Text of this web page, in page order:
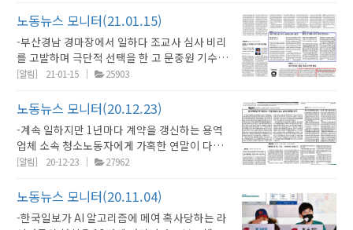
unionhada@gmail.com ) (4) 선거운동 방법 :
홈페이지에 게시될 선거관리규칙 참조 (5) 선거
운동 기간 : 2026년 06월 22일(월) 09시 ~
2026년 6월 28일(토) 24시 4. 투표 (1) 투표 방
별도 공지) (2) 투표 기간 : 2026년 6월 29일(월)
09시 ~ 2026년 7월 3일(금) 18시 5. 선거 주요
일정 (1) 공고 : 2026년 6월 11일(목) (2) 선거인
명부 작성 : 2026년 6월 15일(월) , 개별 공지
(3) 후보 접수 : 2026년 06월 16일(화) 09시 ~
년 06월 22일(월) 10시 (5) 선거운동 : 2026년
06월 22일(월) 10시 ~ 2026년 6월 28일(일)
동자가 쉽게 접할 수 있도록 뉴미디어 콘텐츠를
제작·발행하겠습니다. 어렵게 느껴지는 노동법
정보를 당사자 언어로 풀어내겠습니다. 2. 청년
노동자 접점 확대 2030 청년층은 가짜 3.3과 5
커뮤니티와의 연결을 통해 권리찾기유니온의 존
재를 알리고, 조합원 가입으로 이어지는 루트를
만들겠습니다. 3. 사회운동 연대 네트워크 활성
화 젠더·이주·장애 등 교차적 의제를 다루는 단
체들과 공동 행동 및 집회연대를 이어가겠습니
우겠습니다.4. 당사자 목소리를 전면에 증언과
기록 조합원들의 실제 경험을 인터뷰·카드뉴스
·영상으로 기록하고 공개하겠습니다. 개인의 피
로기준법에 직장내 괴롭힘 금지 조항에 들어갔
지만 5인 미만 사업장은 적용되지 않습니다. 국
가인권위도 지난해 7월 이를 지적하며 “5인 미
만 사업장에도 이 법을 적용하고, 가해자 범위를
확대하고, 처벌규정도 도입하라”고 고용노동부
만 사업장 적용만 중장기적으로 검토하겠다는
입장입니다. 괴롭힘도 차별 하는 노동부는 누굴
위한 부처인가요.(동아일보 29면) -한빛미디어
노동인권센터가 방송노동자들의 노동실태를 조
니다.(경향 12면) 또 한달간 업무 중 언어폭력 등
을 경험했다는 응답자도 30.7%에 달했습니다.
(한겨레 17면) -국립발레단 단원들이 KBS가 국
노동뉴스 모니터(21.01.15)
-부산경남 경마장에서 일하다 조교사 심사 비리
를 고발하며 극단적 선택을 한 고 문중원 기수가
숨진지 14개월 만에 검찰에 뒤늦게 유서에 언급
을 기소했습니다. 그나마 불구속기소입니다. 검
찰은 다른 사건엔 그토록 발빠르게 대응하면서
도 유독 서민들 삶과 관련된 이런 문제엔 늘 늑장
수사로 일관합니다.(경향 8면) -지난해 6월 경기
군포시 한 아파트 단지에서 통행을 방행하는 차
네 주인이 누구냐“는 폭언과 함께 폭행 당했던
경비원이 경기도 노동권익센터의 도움으로 산업
[알림] 21-01-15 25903
노동뉴스 모니터(20.12.23)
-계속 일하지만 1년마다 계약을 갱신하는 용역
업체 소속 청소노동자에게 가혹한 연말이 다가
옵니다. 경향신문이 노조를 만들어 부당한 공짜
LG트윈타워 청소노동자 농성장을 찾았습니다.
-서울시가 플랫폼노동자 노조 설립을 적극 지원
하는 ‘서울시 2차 노동정책 기본계획’을 발표했
[알림] 20-12-23 27962
노동뉴스 모니터(20.11.04)
-한국일보가 AI 알고리즘에 메여 혹사당하는 라